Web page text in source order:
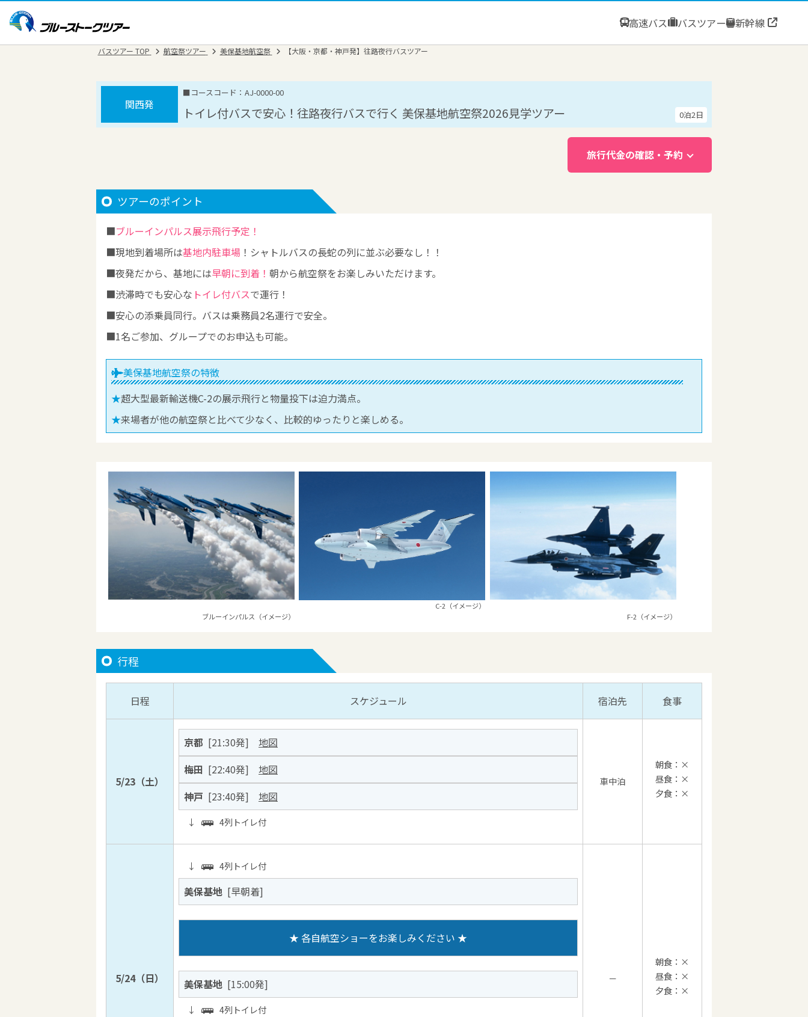
高速バス バスツアー 新幹線
バスツアー TOP 航空祭ツアー 美保基地航空祭 【大阪・京都・神戸発】往路夜行バスツアー
トイレ付バスで安心！往路夜行バスで行く 美保基地航空祭2026見学ツアー
関西発
■コースコード：AJ-0000-00
0泊2日
旅行代金の確認・予約
ツアーのポイント
ブルーインパルス展示飛行予定！
現地到着場所は基地内駐車場 ！シャトルバスの長蛇の列に並ぶ必要なし！！
夜発だから、基地には早朝に到着！ 朝から航空祭をお楽しみいただけます。
渋滞時でも安心な トイレ付バスで運行！
安心の添乗員同行。バスは乗務員2名運行で安全。
1名ご参加、グループでのお申込も可能。
美保基地航空祭の特徴
超大型最新輸送機C-2の展示飛行と物量投下は迫力満点。
来場者が他の航空祭と比べて少なく、比較的ゆったりと楽しめる。
ブルーインパルス（イメージ）
C-2（イメージ）
F-2（イメージ）
行程
日程 スケジュール 宿泊先 食事
5/23（土）
京都 [21:30発] 地図
梅田 [22:40発] 地図
神戸 [23:40発] 地図
↓ 4列トイレ付
車中泊
朝食：×
昼食：×
夕食：×
5/24（日）
↓ 4列トイレ付
美保基地 [早朝着]
★ 各自航空ショーをお楽しみください ★
美保基地 [15:00発]
↓ 4列トイレ付
－
朝食：×
昼食：×
夕食：×